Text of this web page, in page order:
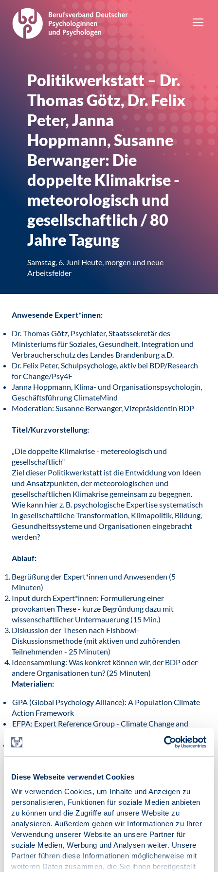
Diese Webseite verwendet Cookies
Wir verwenden Cookies, um Inhalte und Anzeigen zu
personalisieren, Funktionen für soziale Medien anbieten
zu können und die Zugriffe auf unsere Website zu
analysieren. Außerdem geben wir Informationen zu Ihrer
Verwendung unserer Website an unsere Partner für
soziale Medien, Werbung und Analysen weiter. Unsere
Partner führen diese Informationen möglicherweise mit
weiteren Daten zusammen, die Sie ihnen bereitgestellt
Politikwerkstatt – Dr.
Thomas Götz, Dr. Felix
Peter, Janna
Hoppmann, Susanne
Berwanger: Die
doppelte Klimakrise -
meteorologisch und
gesellschaftlich / 80
Jahre Tagung
Samstag, 6. Juni Heute, morgen und neue
Arbeitsfelder
Anwesende Expert*innen:
Dr. Thomas Götz, Psychiater, Staatssekretär des
Ministeriums für Soziales, Gesundheit, Integration und
Verbraucherschutz des Landes Brandenburg a.D.
Dr. Felix Peter, Schulpsychologe, aktiv bei BDP/Research
for Change/Psy4F
Janna Hoppmann, Klima- und Organisationspsychologin,
Geschäftsführung ClimateMind
Moderation: Susanne Berwanger, Vizepräsidentin BDP
Titel/Kurzvorstellung:
„Die doppelte Klimakrise - metereologisch und
gesellschaftlich“
Ziel dieser Politikwerkstatt ist die Entwicklung von Ideen
und Ansatzpunkten, der meteorologischen und
gesellschaftlichen Klimakrise gemeinsam zu begegnen.
Wie kann hier z. B. psychologische Expertise systematisch
in gesellschaftliche Transformation, Klimapolitik, Bildung,
Gesundheitssysteme und Organisationen eingebracht
werden?
Ablauf:
Begrüßung der Expert*innen und Anwesenden (5
Minuten)
Input durch Expert*innen: Formulierung einer
provokanten These - kurze Begründung dazu mit
wissenschaftlicher Untermauerung (15 Min.)
Diskussion der Thesen nach Fishbowl-
Diskussionsmethode (mit aktiven und zuhörenden
Teilnehmenden - 25 Minuten)
Ideensammlung: Was konkret können wir, der BDP oder
andere Organisationen tun? (25 Minuten)
Materialien:
GPA (Global Psychology Alliance): A Population Climate
Action Framework
EFPA: Expert Reference Group - Climate Change and
Factor: 10 Psychological Keys to Unlocking Climate
Action
https://www.apa.org/research-practice/leadership/public-
policy-psychology
https://www.mdpi.com/2075-4698/15/8/229
https://www.apaservices.org/advocacy/issues/climate-
change
Zur Übersicht